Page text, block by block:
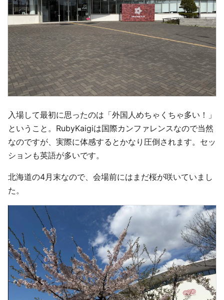
入場して最初に思ったのは「外国人めちゃくちゃ多い！」
ということ。RubyKaigiは国際カンファレンスなので当然
なのですが、実際に体感するとかなり圧倒されます。セッ
ションも英語が多いです。
北海道の4月末なので、会場前にはまだ桜が咲いていまし
た。